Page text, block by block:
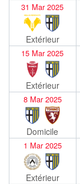
31 Mar 2025
Extérieur
15 Mar 2025
Extérieur
8 Mar 2025
Domicile
1 Mar 2025
Extérieur